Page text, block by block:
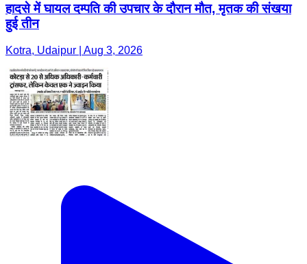
हादसे में घायल दम्पति की उपचार के दौरान मौत, मृतक की संखया
हुई तीन
Kotra, Udaipur | Aug 3, 2026